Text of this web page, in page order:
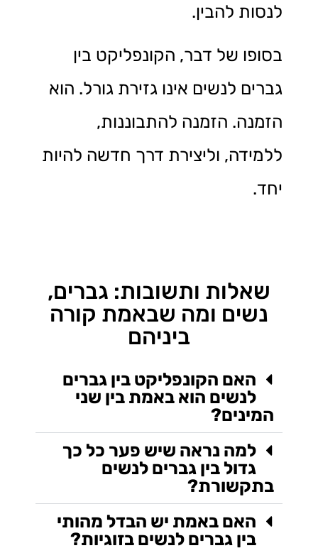
לנסות להבין.
בסופו של דבר, הקונפליקט בין
גברים לנשים אינו גזירת גורל. הוא
הזמנה. הזמנה להתבוננות,
ללמידה, וליצירת דרך חדשה להיות
יחד.
שאלות ותשובות: גברים,
נשים ומה שבאמת קורה
ביניהם
האם הקונפליקט בין גברים
לנשים הוא באמת בין שני
המינים?
למה נראה שיש פער כל כך
גדול בין גברים לנשים
בתקשורת?
האם באמת יש הבדל מהותי
בין גברים לנשים בזוגיות?